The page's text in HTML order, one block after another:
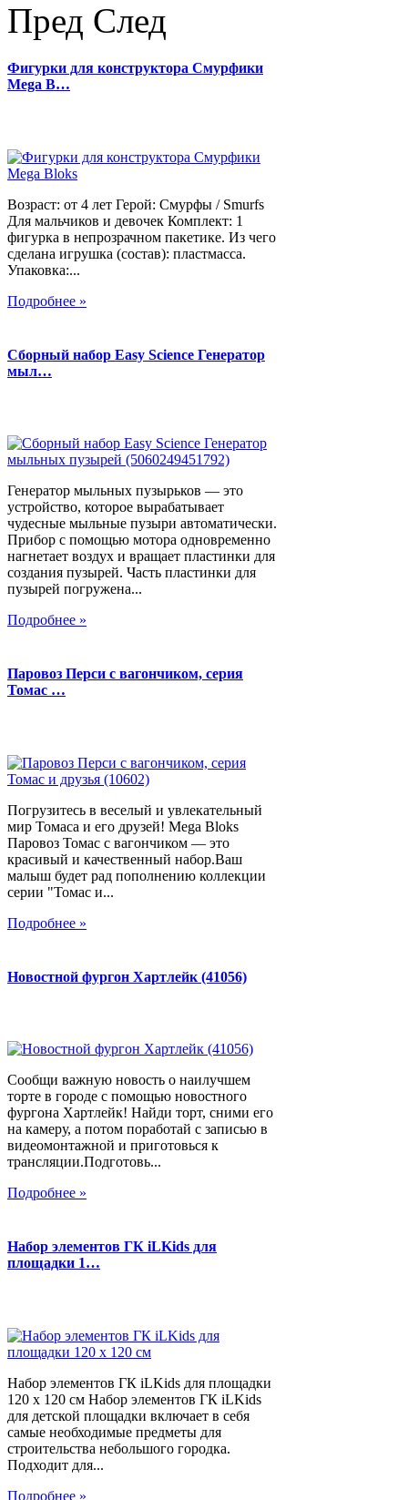
Пред След
Фигурки для конструктора Смурфики
Mega B…
Возраст: от 4 лет Герой: Смурфы / Smurfs
Для мальчиков и девочек Комплект: 1
фигурка в непрозрачном пакетике. Из чего
сделана игрушка (состав): пластмасса.
Упаковка:...
Подробнее »
Сборный набор Easy Science Генератор
мыл…
Генератор мыльных пузырьков — это
устройство, которое вырабатывает
чудесные мыльные пузыри автоматически.
Прибор с помощью мотора одновременно
нагнетает воздух и вращает пластинки для
создания пузырей. Часть пластинки для
пузырей погружена...
Подробнее »
Паровоз Перси с вагончиком, серия
Томас …
Погрузитесь в веселый и увлекательный
мир Томаса и его друзей! Mega Bloks
Паровоз Томас с вагончиком — это
красивый и качественный набор.Ваш
малыш будет рад пополнению коллекции
серии "Томас и...
Подробнее »
Новостной фургон Хартлейк (41056)
Сообщи важную новость о наилучшем
торте в городе с помощью новостного
фургона Хартлейк! Найди торт, сними его
на камеру, а потом поработай с записью в
видеомонтажной и приготовься к
трансляции.Подготовь...
Подробнее »
Набор элементов ГК iLKids для
площадки 1…
Набор элементов ГК iLKids для площадки
120 х 120 см Набор элементов ГК iLKids
для детской площадки включает в себя
самые необходимые предметы для
строительства небольшого городка.
Подходит для...
Подробнее »